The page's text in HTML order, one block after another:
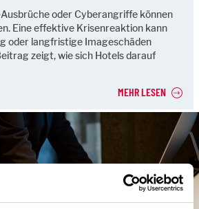
oder Cyberangriffe können
Eine effektive Krisenreaktion kann
oder langfristige Imageschäden
zeigt, wie sich Hotels darauf
MEHR LESEN